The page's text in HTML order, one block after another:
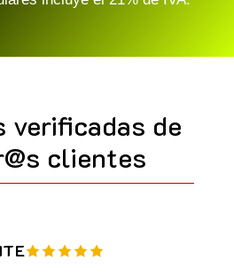
verificadas de
clientes